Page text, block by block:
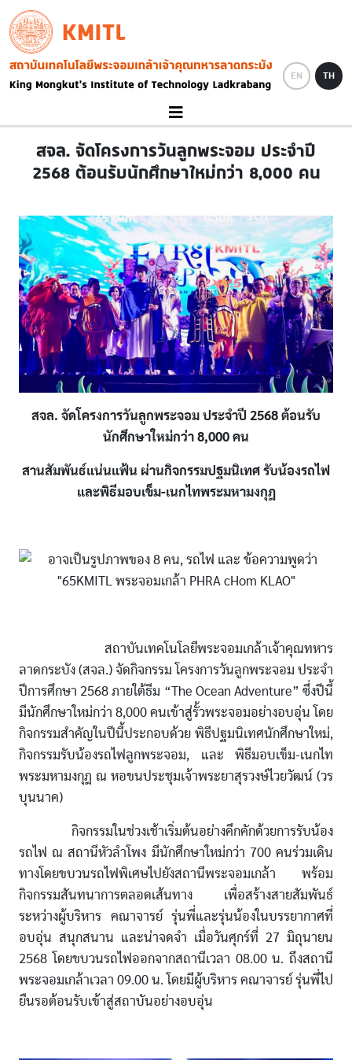
Skip to main content
KMITL
Image
EN TH
สจล. จัดโครงการวันลูกพระจอม ประจำปี
2568 ต้อนรับนักศึกษาใหม่กว่า 8,000 คน
สจล. จัดโครงการวันลูกพระจอม ประจำปี 2568 ต้อนรับ
นักศึกษาใหม่กว่า 8,000 คน
สานสัมพันธ์แน่นแฟ้น ผ่านกิจกรรมปฐมนิเทศ รับน้องรถไฟ
และพิธีมอบเข็ม-เนกไทพระมหามงกุฎ
สถาบันเทคโนโลยีพระจอมเกล้าเจ้าคุณทหาร
ลาดกระบัง (สจล.) จัดกิจกรรม โครงการวันลูกพระจอม ประจำ
ปีการศึกษา 2568 ภายใต้ธีม “The Ocean Adventure” ซึ่งปีนี้
มีนักศึกษาใหม่กว่า 8,000 คนเข้าสู่รั้วพระจอมอย่างอบอุ่น โดย
กิจกรรมสำคัญในปีนี้ประกอบด้วย พิธีปฐมนิเทศนักศึกษาใหม่,
กิจกรรมรับน้องรถไฟลูกพระจอม, และ พิธีมอบเข็ม-เนกไท
พระมหามงกุฎ ณ หอขนประชุมเจ้าพระยาสุรวงษ์ไวยวัฒน์ (วร
บุนนาค)
กิจกรรมในช่วงเช้าเริ่มต้นอย่างคึกคักด้วยการรับน้อง
รถไฟ ณ สถานีหัวลำโพง มีนักศึกษาใหม่กว่า 700 คนร่วมเดิน
ทางโดยขบวนรถไฟพิเศษไปยังสถานีพระจอมเกล้า พร้อม
กิจกรรมสันทนาการตลอดเส้นทาง เพื่อสร้างสายสัมพันธ์
ระหว่างผู้บริหาร คณาจารย์ รุ่นพี่และรุ่นน้องในบรรยากาศที่
อบอุ่น สนุกสนาน และน่าจดจำ เมื่อวันศุกร์ที่ 27 มิถุนายน
2568 โดยขบวนรถไฟออกจากสถานีเวลา 08.00 น. ถึงสถานี
พระจอมเกล้าเวลา 09.00 น. โดยมีผู้บริหาร คณาจารย์ รุ่นพี่ไป
ยืนรอต้อนรับเข้าสู่สถาบันอย่างอบอุ่น